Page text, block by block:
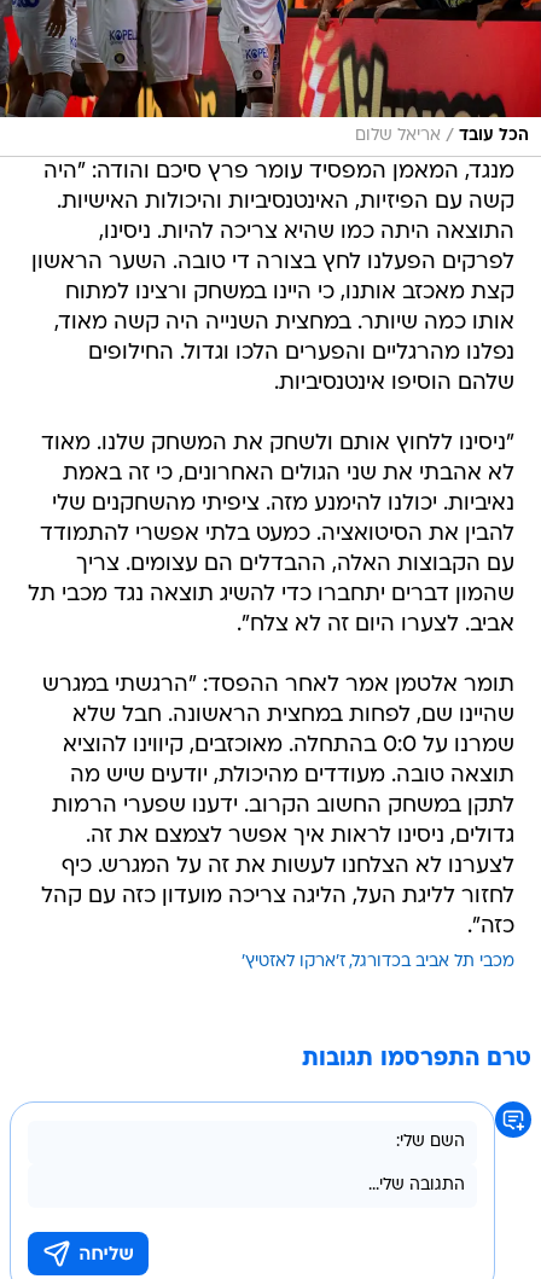
הכל עובד / אריאל שלום
מנגד, המאמן המפסיד עומר פרץ סיכם והודה: "היה
קשה עם הפיזיות, האינטנסיביות והיכולות האישיות.
התוצאה היתה כמו שהיא צריכה להיות. ניסינו,
לפרקים הפעלנו לחץ בצורה די טובה. השער הראשון
קצת מאכזב אותנו, כי היינו במשחק ורצינו למתוח
אותו כמה שיותר. במחצית השנייה היה קשה מאוד,
נפלנו מהרגליים והפערים הלכו וגדול. החילופים
שלהם הוסיפו אינטנסיביות.
"ניסינו ללחוץ אותם ולשחק את המשחק שלנו. מאוד
לא אהבתי את שני הגולים האחרונים, כי זה באמת
נאיביות. יכולנו להימנע מזה. ציפיתי מהשחקנים שלי
להבין את הסיטואציה. כמעט בלתי אפשרי להתמודד
עם הקבוצות האלה, ההבדלים הם עצומים. צריך
שהמון דברים יתחברו כדי להשיג תוצאה נגד מכבי תל
אביב. לצערו היום זה לא צלח".
תומר אלטמן אמר לאחר ההפסד: "הרגשתי במגרש
שהיינו שם, לפחות במחצית הראשונה. חבל שלא
שמרנו על 0:0 בהתחלה. מאוכזבים, קיווינו להוציא
תוצאה טובה. מעודדים מהיכולת, יודעים שיש מה
לתקן במשחק החשוב הקרוב. ידענו שפערי הרמות
גדולים, ניסינו לראות איך אפשר לצמצם את זה.
לצערנו לא הצלחנו לעשות את זה על המגרש. כיף
לחזור לליגת העל, הליגה צריכה מועדון כזה עם קהל
כזה".
מכבי תל אביב בכדורגל ז'ארקו לאזטיץ'
טרם התפרסמו תגובות